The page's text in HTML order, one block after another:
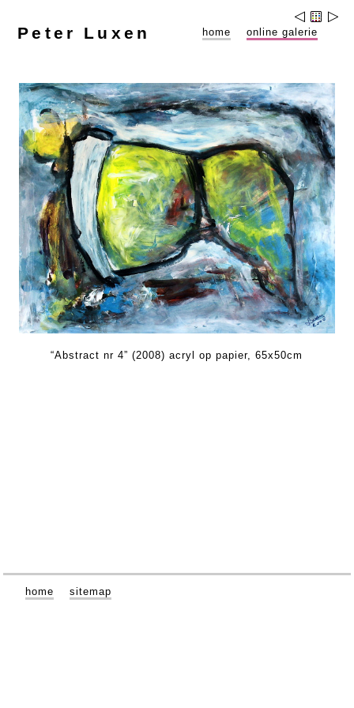
Peter Luxen home online galerie
“Abstract nr 4” (2008) acryl op papier, 65x50cm
home sitemap